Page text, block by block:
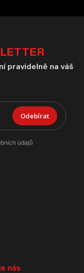
pravidelně na váš
Odebírat
údajů
nás